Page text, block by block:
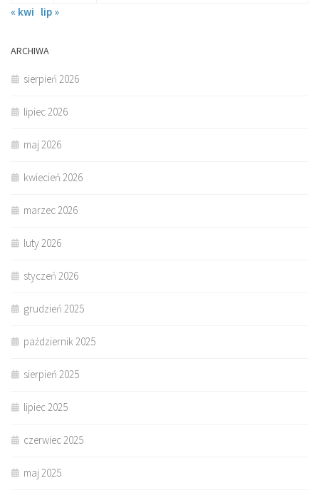
« kwi lip »
ARCHIWA
sierpień 2026
lipiec 2026
maj 2026
kwiecień 2026
marzec 2026
luty 2026
styczeń 2026
grudzień 2025
październik 2025
sierpień 2025
lipiec 2025
czerwiec 2025
maj 2025